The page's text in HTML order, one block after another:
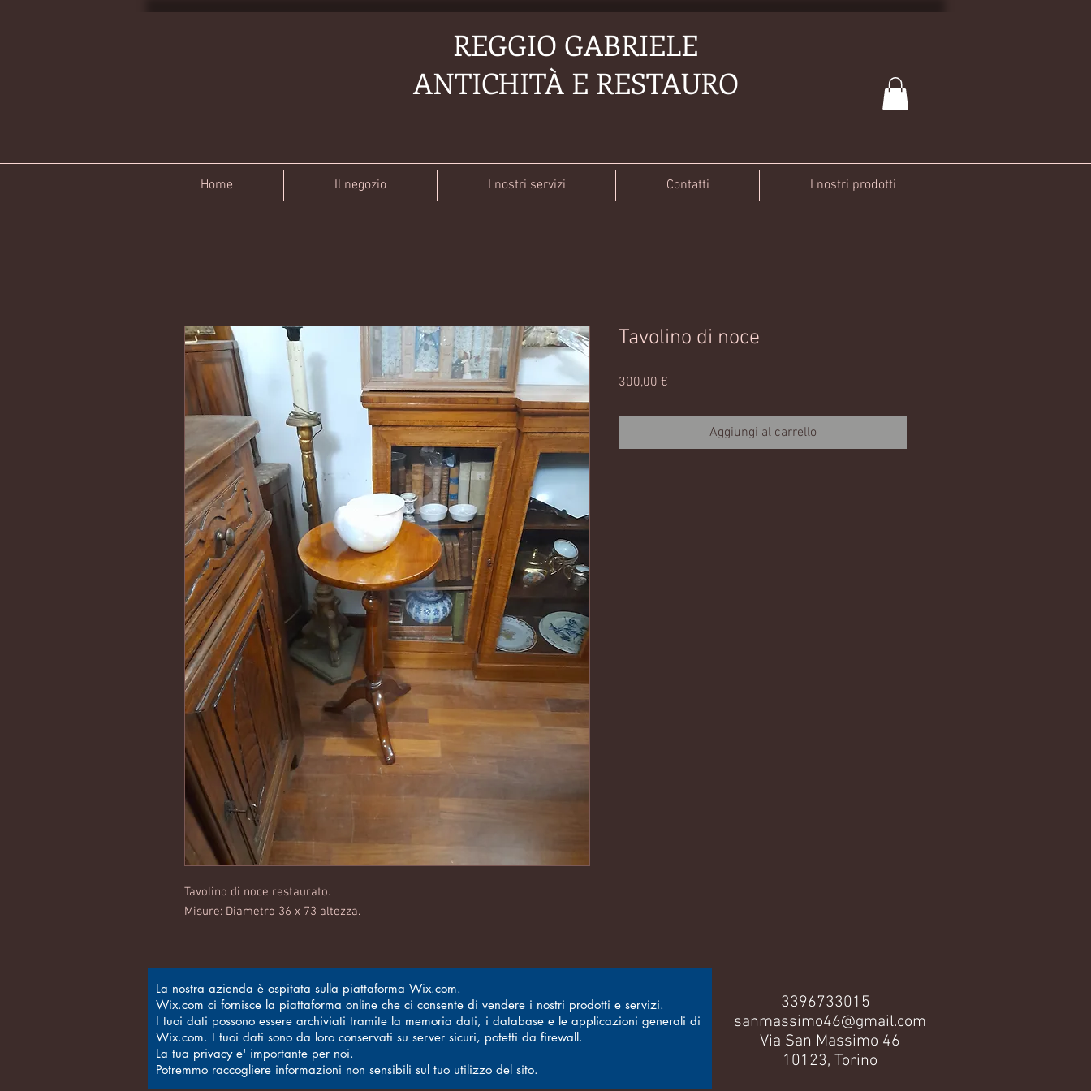
REGGIO GABRIELE
ANTICHITÀ E RESTAURO
Home Il negozio I nostri servizi Contatti I nostri prodotti
Tavolino di noce restaurato.
Misure: Diametro 36 x 73 altezza.
Tavolino di noce
300,00 €
Aggiungi al carrello
La nostra azienda è ospitata sulla piattaforma Wix.com.
Wix.com ci fornisce la piattaforma online che ci consente di vendere i nostri prodotti e servizi.
I tuoi dati possono essere archiviati tramite la memoria dati, i database e le applicazioni generali di
Wix.com. I tuoi dati sono da loro conservati su server sicuri, potetti da firewall.
La tua privacy e' importante per noi.
Potremmo raccogliere informazioni non sensibili sul tuo utilizzo del sito.
3396733015
sanmassimo46@gmail.com
Via San Massimo 46
10123, Torino